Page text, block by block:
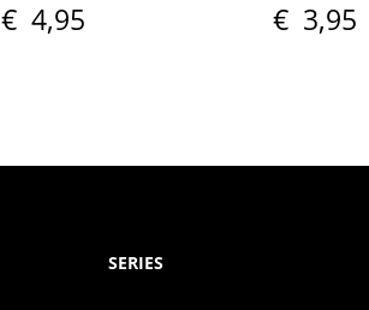
€ 4,95 € 3,95
SERIES